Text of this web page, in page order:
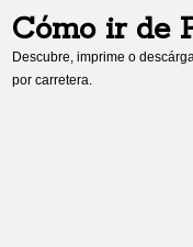
Cómo ir de
Descubre, imprime o
por carretera.